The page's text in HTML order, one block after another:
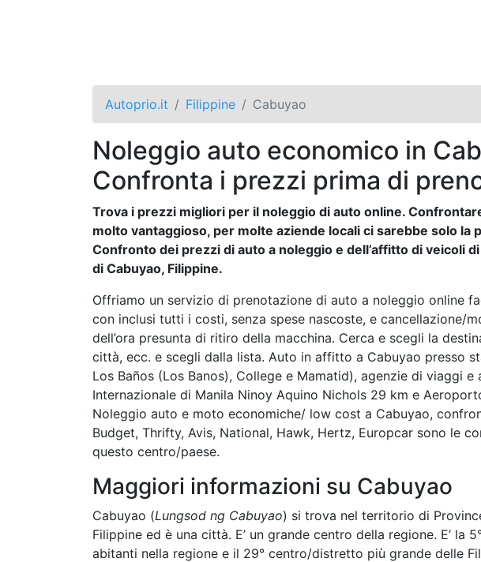
Autoprio.it Filippine Cabuyao
Noleggio auto economico in
Confronta i prezzi prima di
Trova i prezzi migliori per il noleggio di auto online.
molto vantaggioso, per molte aziende locali ci sarebbe solo la
Confronto dei prezzi di auto a noleggio e dell’affitto di veicoli
di Cabuyao, Filippine.
Offriamo un servizio di prenotazione di auto a noleggio online
con inclusi tutti i costi, senza spese nascoste, e cancellazione/
dell’ora presunta di ritiro della macchina. Cerca e scegli la
città, ecc. e scegli dalla lista. Auto in affitto a Cabuyao presso
Los Baños (Los Banos), College e Mamatid), agenzie di viaggi
Internazionale di Manila Ninoy Aquino Nichols 29 km e
Noleggio auto e moto economiche/ low cost a Cabuyao,
Budget, Thrifty, Avis, National, Hawk, Hertz, Europcar sono le
questo centro/paese.
Maggiori informazioni su Cabuyao
Cabuyao (Lungsod ng Cabuyao) si trova nel territorio di
Filippine ed è una città. E’ un grande centro della regione. E’ la
abitanti nella regione e il 29° centro/distretto più grande delle